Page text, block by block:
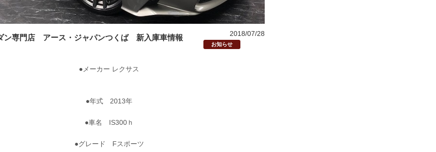
ン専門店 アース・ジャパンつくば 新入庫車情報 2018/07/28
お知らせ
●メーカー レクサス
●年式 2013年
●車名 IS300ｈ
●グレード Fスポーツ